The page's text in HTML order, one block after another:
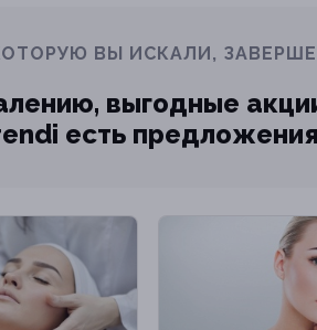
ВЫ ИСКАЛИ,
выгодные
есть